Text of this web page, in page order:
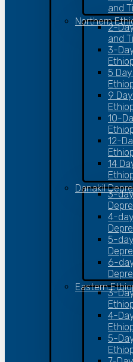
and
Northern
2-
and
3-
5
9
10-
12-
14
Danakil
3-
4-
5-
6-
Eastern
3-
4-
5-